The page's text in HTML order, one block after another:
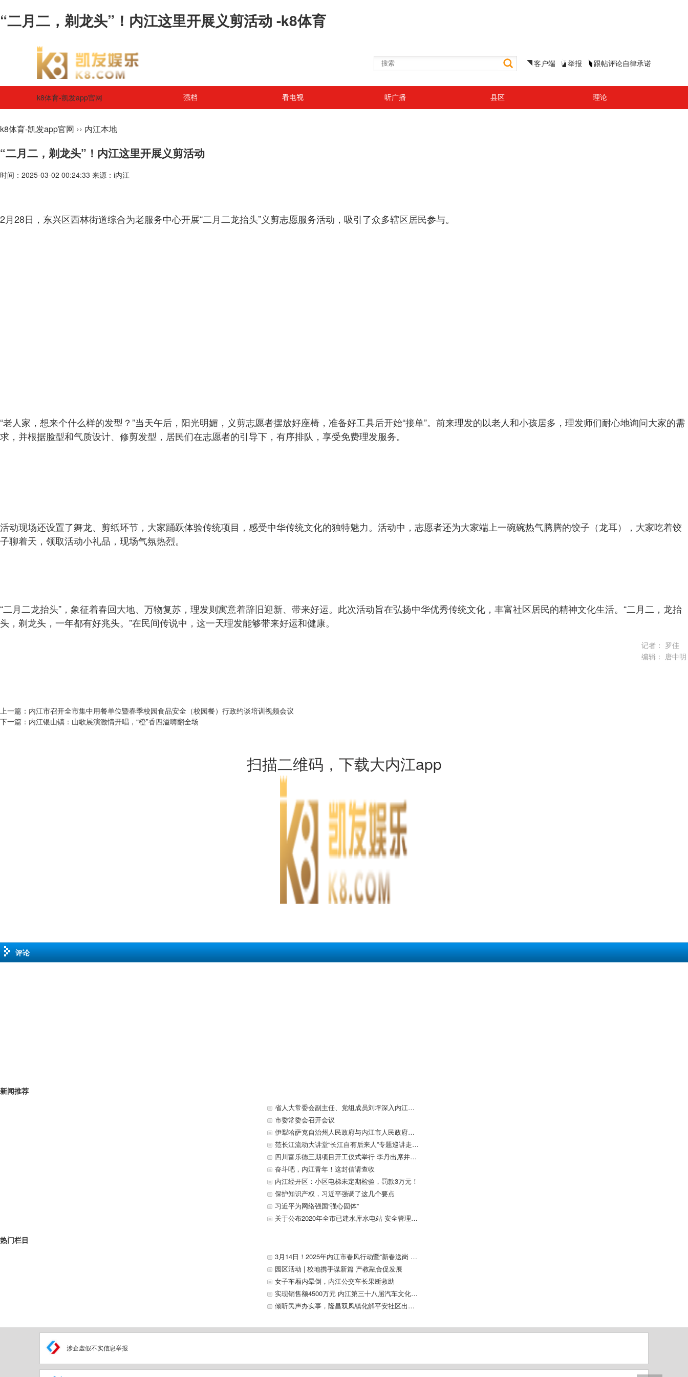
“二月二，剃龙头”！内江这里开展义剪活动 -k8体育
客户端 举报 跟帖评论自律承诺
k8体育-凯发app官网 强档 看电视 听广播 县区 理论
k8体育-凯发app官网 ›› 内江本地
“二月二，剃龙头”！内江这里开展义剪活动
时间：2025-03-02 00:24:33 来源：i内江
2月28日，东兴区西林街道综合为老服务中心开展“二月二龙抬头”义剪志愿服务活动，吸引了众多辖区居民参与。
“老人家，想来个什么样的发型？”当天午后，阳光明媚，义剪志愿者摆放好座椅，准备好工具后开始“接单”。前来理发的以老人和小孩居多，理发师们耐心地询问大家的需
求，并根据脸型和气质设计、修剪发型，居民们在志愿者的引导下，有序排队，享受免费理发服务。
活动现场还设置了舞龙、剪纸环节，大家踊跃体验传统项目，感受中华传统文化的独特魅力。活动中，志愿者还为大家端上一碗碗热气腾腾的饺子（龙耳），大家吃着饺
子聊着天，领取活动小礼品，现场气氛热烈。
“二月二龙抬头”，象征着春回大地、万物复苏，理发则寓意着辞旧迎新、带来好运。此次活动旨在弘扬中华优秀传统文化，丰富社区居民的精神文化生活。“二月二，龙抬
头，剃龙头，一年都有好兆头。”在民间传说中，这一天理发能够带来好运和健康。
记者： 罗佳
编辑： 唐中明
上一篇： 内江市召开全市集中用餐单位暨春季校园食品安全（校园餐）行政约谈培训视频会议
下一篇： 内江银山镇：山歌展演激情开唱，“橙”香四溢嗨翻全场
扫描二维码，下载大内江app
评论
新闻推荐
省人大常委会副主任、党组成员刘坪深入内江开展执法检查
市委常委会召开会议
伊犁哈萨克自治州人民政府与内江市人民政府签署战略合作框架协议
范长江流动大讲堂“长江自有后来人”专题巡讲走进东兴区
四川富乐德三期项目开工仪式举行 李丹出席并宣布开工 贺贤汉致辞
奋斗吧，内江青年！这封信请查收
内江经开区：小区电梯未定期检验，罚款3万元！
保护知识产权，习近平强调了这几个要点
习近平为网络强国“强心固体”
关于公布2020年全市已建水库水电站 安全管理和安全度汛责任人名单的通告
热门栏目
3月14日！2025年内江市春风行动暨“新春送岗 就在内江”专场招聘活动将在万达广场一号门举行——
园区活动 | 校地携手谋新篇 产教融合促发展
女子车厢内晕倒，内江公交车长果断救助
实现销售额4500万元 内江第三十八届汽车文化周圆满收官
倾听民声办实事，隆昌双凤镇化解平安社区出行难题
涉企虚假不实信息举报